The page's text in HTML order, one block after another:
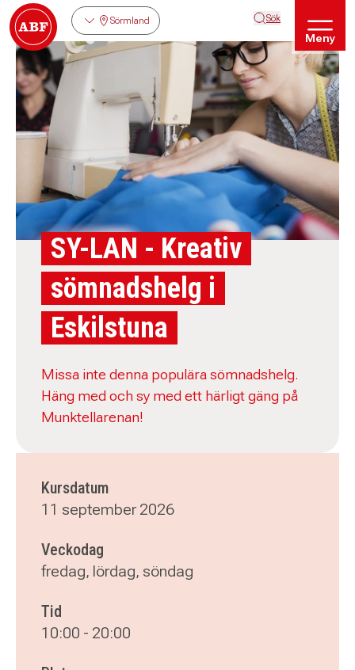
Sörmland Sök
Meny
SY-LAN - Kreativ
sömnadshelg i
Eskilstuna
Missa inte denna populära sömnadshelg.
Häng med och sy med ett härligt gäng på
Munktellarenan!
Kursdatum
11 september 2026
Veckodag
fredag, lördag, söndag
Tid
10:00 - 20:00